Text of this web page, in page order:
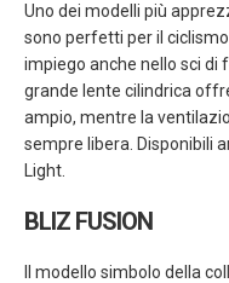
Uno dei modelli più
sono perfetti per il
impiego anche nello sci di
grande lente cilindrica
ampio, mentre la
sempre libera. Disponibili
Light.
BLIZ FUSION
Il modello simbolo della